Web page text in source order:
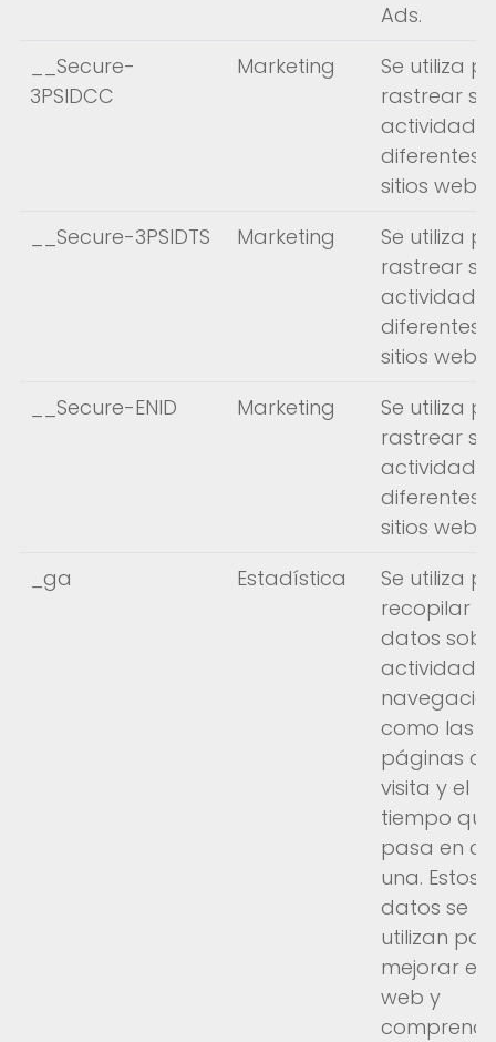
Ads.
__Secure-
3PSIDCC
Marketing
Se utiliza
rastrear su
actividad
diferentes
sitios web.
__Secure-3PSIDTS
Marketing
Se utiliza
rastrear su
actividad
diferentes
sitios web.
__Secure-ENID
Marketing
Se utiliza
rastrear su
actividad
diferentes
sitios web.
_ga
Estadística
Se utiliza
recopilar
datos
actividad
como las
páginas
visita y el
tiempo que
pasa en
una. Estos
datos se
utilizan
mejorar el
web y